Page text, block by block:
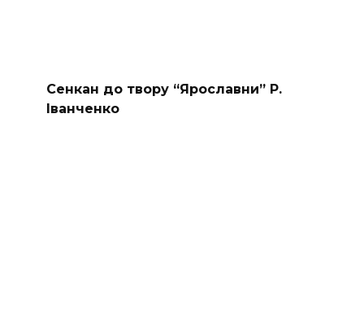
Сенкан до твору “Ярославни” Р.
Іванченко